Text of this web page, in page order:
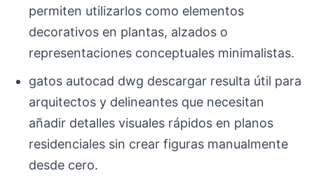
permiten utilizarlos como elementos
decorativos en plantas, alzados o
representaciones conceptuales minimalistas.
gatos autocad dwg descargar resulta útil para
arquitectos y delineantes que necesitan
añadir detalles visuales rápidos en planos
residenciales sin crear figuras manualmente
desde cero.